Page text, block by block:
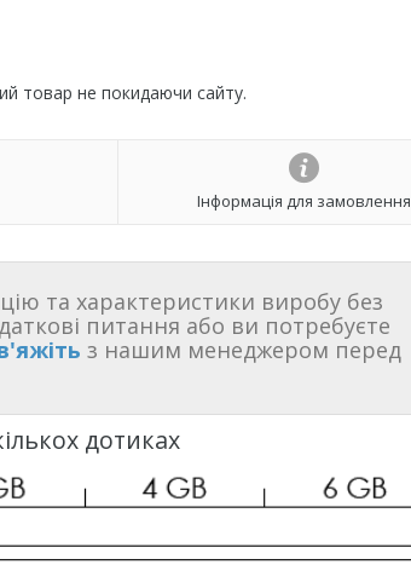
товар не покидаючи сайту.
Інформація для замовлення
та характеристики виробу без
питання або ви потребуєте
з нашим менеджером перед
дотиках